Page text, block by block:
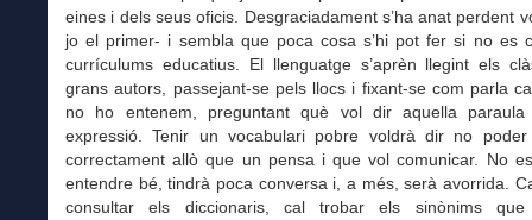
eines i dels seus oficis. Desgraciadament s’ha anat perdent
jo el primer- i sembla que poca cosa s’hi pot fer si no es
currículums educatius. El llenguatge s’aprèn llegint els
grans autors, passejant-se pels llocs i fixant-se com parla
no ho entenem, preguntant què vol dir aquella
expressió. Tenir un vocabulari pobre voldrà dir no poder
correctament allò que un pensa i que vol comunicar. No
entendre bé, tindrà poca conversa i, a més, serà avorrida.
consultar els diccionaris, cal trobar els sinònims que